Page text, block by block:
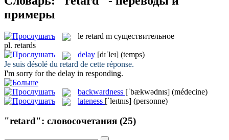
примеры
le retard m существительное
pl. retards
delay [dɪˈleɪ] (temps)
Je suis désolé du retard de cette réponse.
I'm sorry for the delay in responding.
backwardness [ˈbækwədnɪs] (médecine)
lateness [ˈleɪtnɪs] (personne)
"retard": словосочетания (25)